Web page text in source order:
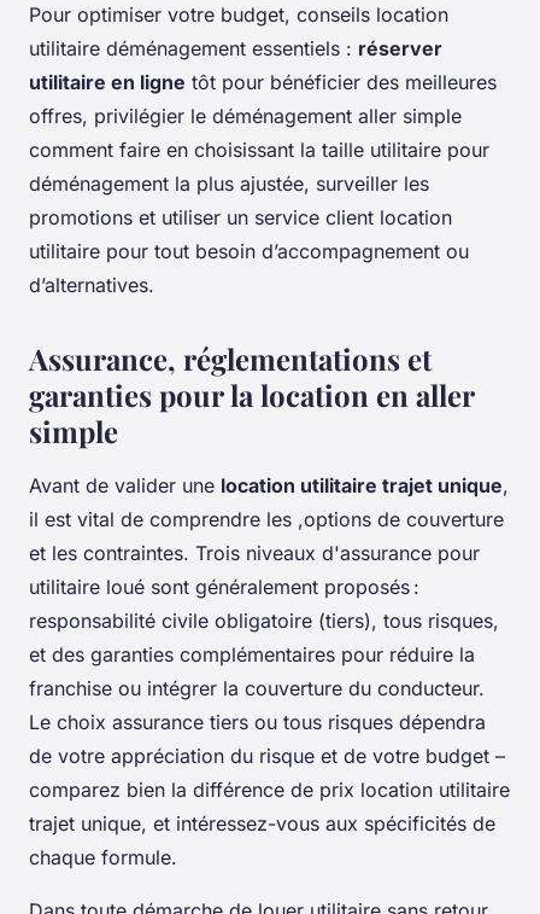
Pour optimiser votre budget, conseils location
utilitaire déménagement essentiels : réserver
utilitaire en ligne tôt pour bénéficier des meilleures
offres, privilégier le déménagement aller simple
comment faire en choisissant la taille utilitaire pour
déménagement la plus ajustée, surveiller les
promotions et utiliser un service client location
utilitaire pour tout besoin d’accompagnement ou
d’alternatives.
Assurance, réglementations et
garanties pour la location en aller
simple
Avant de valider une location utilitaire trajet unique,
il est vital de comprendre les ,options de couverture
et les contraintes. Trois niveaux d'assurance pour
utilitaire loué sont généralement proposés :
responsabilité civile obligatoire (tiers), tous risques,
et des garanties complémentaires pour réduire la
franchise ou intégrer la couverture du conducteur.
Le choix assurance tiers ou tous risques dépendra
de votre appréciation du risque et de votre budget –
comparez bien la différence de prix location utilitaire
trajet unique, et intéressez-vous aux spécificités de
chaque formule.